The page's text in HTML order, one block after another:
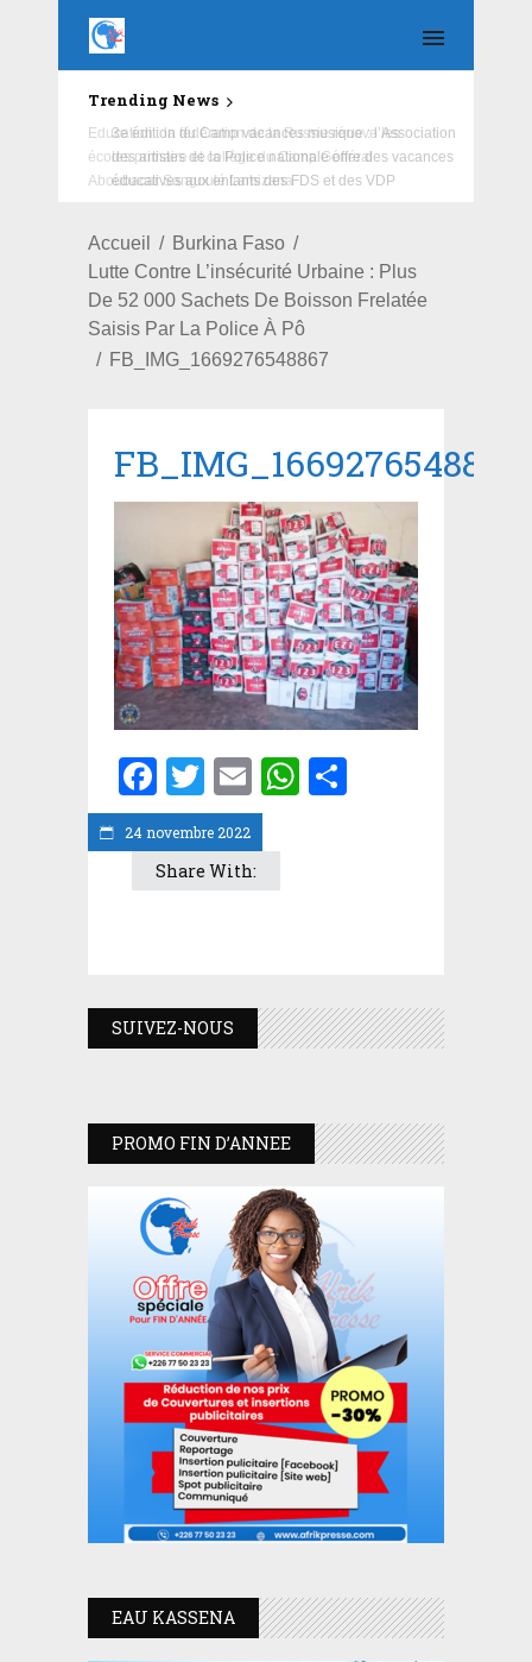
Trending News
Education : la fédération de la Russie rénove les
écoles primaire et collège du Camp Général
Aboubacar Sangoulé Lamizana
Accueil
Burkina Faso
Lutte Contre L’insécurité Urbaine : Plus
De 52 000 Sachets De Boisson Frelatée
Saisis Par La Police À Pô
FB_IMG_1669276548867
24 novembre 2022
FB_IMG_1669276548867
Facebook
Twitter
EmailWhatsApp
Share With:
SUIVEZ-NOUS
PROMO FIN D’ANNEE
EAU KASSENA